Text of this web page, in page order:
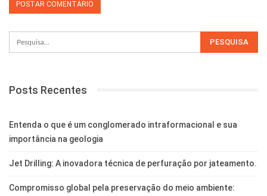
Posts Recentes
Entenda o que é um conglomerado intraformacional e sua
importância na geologia
Jet Drilling: A inovadora técnica de perfuração por jateamento.
Compromisso global pela preservação do meio ambiente: